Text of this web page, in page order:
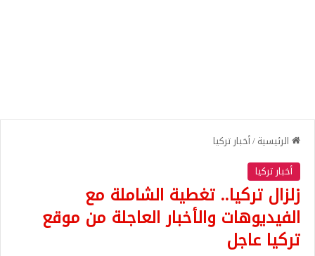
الرئيسية/أخبار تركيا
أخبار تركيا
زلزال تركيا.. تغطية الشاملة مع
الفيديوهات والأخبار العاجلة من موقع
تركيا عاجل